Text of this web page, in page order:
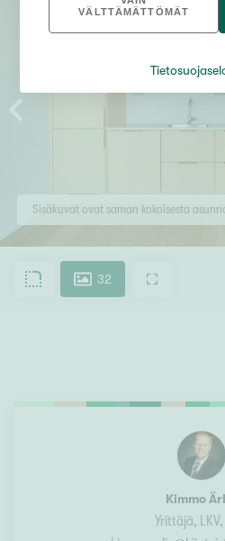
Sisäkuvat ovat saman kokoisesta
32
Kimmo
Yrittäjä, LKV,
VÄLTTÄMÄTTÖMÄT